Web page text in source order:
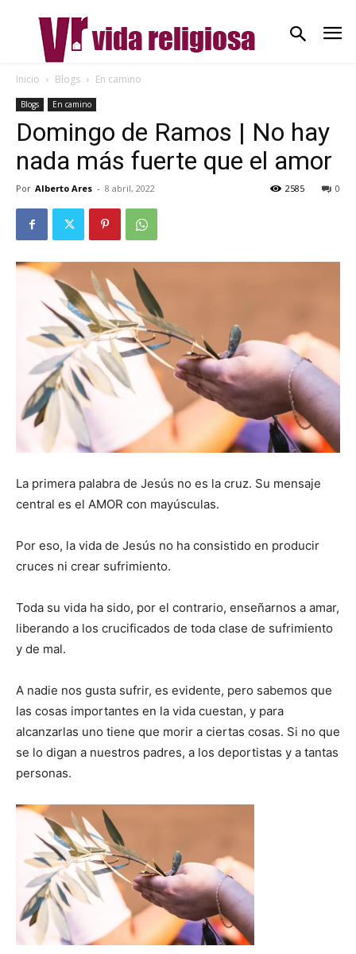
Inicio Blogs En camino
Blogs En camino
Domingo de Ramos | No hay
nada más fuerte que el amor
Por Alberto Ares - 8 abril, 2022 0
2585
La primera palabra de Jesús no es la cruz. Su mensaje
central es el AMOR con mayúsculas.
Por eso, la vida de Jesús no ha consistido en producir
cruces ni crear sufrimiento.
Toda su vida ha sido, por el contrario, enseñarnos a amar,
liberando a los crucificados de toda clase de sufrimiento
y de mal.
A nadie nos gusta sufrir, es evidente, pero sabemos que
las cosas importantes en la vida cuestan, y para
alcanzarlas uno tiene que morir a ciertas cosas. Si no que
se lo digan a nuestros padres, a los deportistas y a tantas
personas.